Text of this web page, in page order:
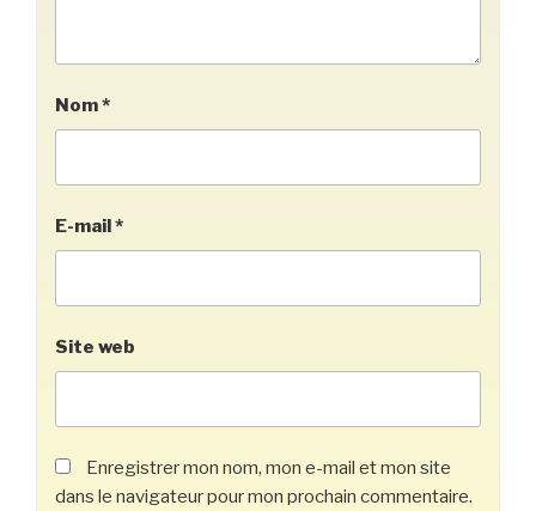
Nom*
E-mail *
Site web
Enregistrer mon nom, mon e-mail et mon site
dans le navigateur pour mon prochain commentaire.